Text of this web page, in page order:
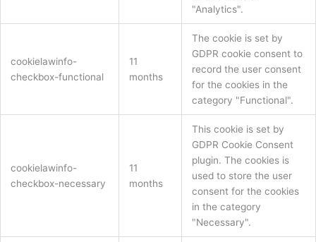
"Analytics".
cookielawinfo-
checkbox-functional
11
months
The cookie is set by
GDPR cookie consent to
record the user consent
for the cookies in the
category "Functional".
cookielawinfo-
checkbox-necessary
11
months
This cookie is set by
GDPR Cookie Consent
plugin. The cookies is
used to store the user
consent for the cookies
in the category
"Necessary".